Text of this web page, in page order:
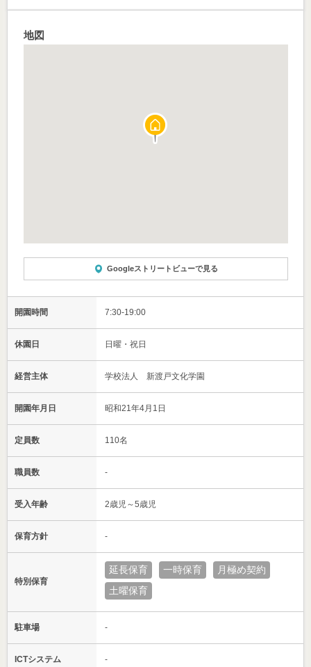
地図
Googleストリートビューで見る
開園時間 7:30-19:00
休園日 日曜・祝日
経営主体 学校法人 新渡戸文化学園
開園年月日 昭和21年4月1日
定員数 110名
職員数 -
受入年齢 2歳児～5歳児
保育方針 -
特別保育
延長保育 一時保育
月極め契約
土曜保育
駐車場 -
ICTシステム -